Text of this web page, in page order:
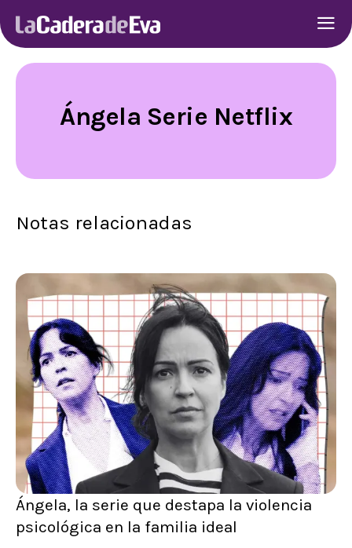
Ángela Serie Netflix
Notas relacionadas
Ángela, la serie que destapa la violencia
psicológica en la familia ideal